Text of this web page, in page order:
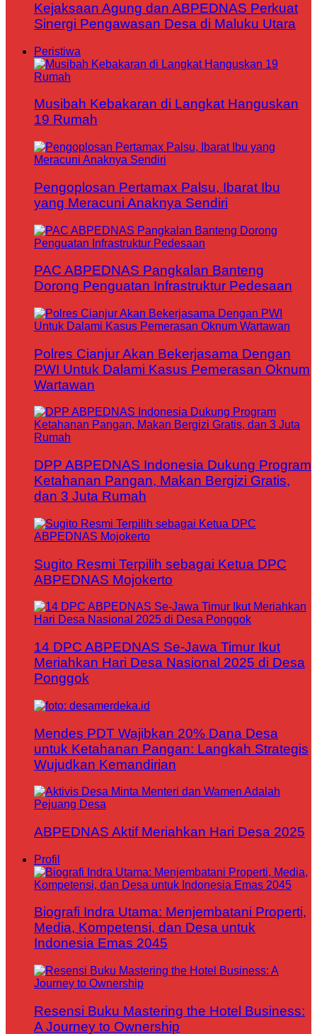
Kejaksaan Agung dan ABPEDNAS Perkuat
Sinergi Pengawasan Desa di Maluku Utara
Peristiwa
Musibah Kebakaran di Langkat Hanguskan
19 Rumah
Pengoplosan Pertamax Palsu, Ibarat Ibu
yang Meracuni Anaknya Sendiri
PAC ABPEDNAS Pangkalan Banteng
Dorong Penguatan Infrastruktur Pedesaan
Polres Cianjur Akan Bekerjasama Dengan
PWI Untuk Dalami Kasus Pemerasan Oknum
Wartawan
DPP ABPEDNAS Indonesia Dukung Program
Ketahanan Pangan, Makan Bergizi Gratis,
dan 3 Juta Rumah
Sugito Resmi Terpilih sebagai Ketua DPC
ABPEDNAS Mojokerto
14 DPC ABPEDNAS Se-Jawa Timur Ikut
Meriahkan Hari Desa Nasional 2025 di Desa
Ponggok
Mendes PDT Wajibkan 20% Dana Desa
untuk Ketahanan Pangan: Langkah Strategis
Wujudkan Kemandirian
ABPEDNAS Aktif Meriahkan Hari Desa 2025
Profil
Biografi Indra Utama: Menjembatani Properti,
Media, Kompetensi, dan Desa untuk
Indonesia Emas 2045
Resensi Buku Mastering the Hotel Business:
A Journey to Ownership